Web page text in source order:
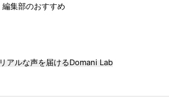
編集部のおすすめ
リアルな声を届けるDomani Lab